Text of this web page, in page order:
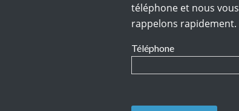
téléphone et nous vous
rappelons rapidement.
Téléphone